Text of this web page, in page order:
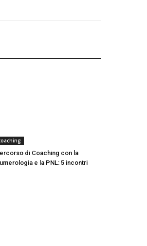
di Coaching con la
e la PNL: 5 incontri